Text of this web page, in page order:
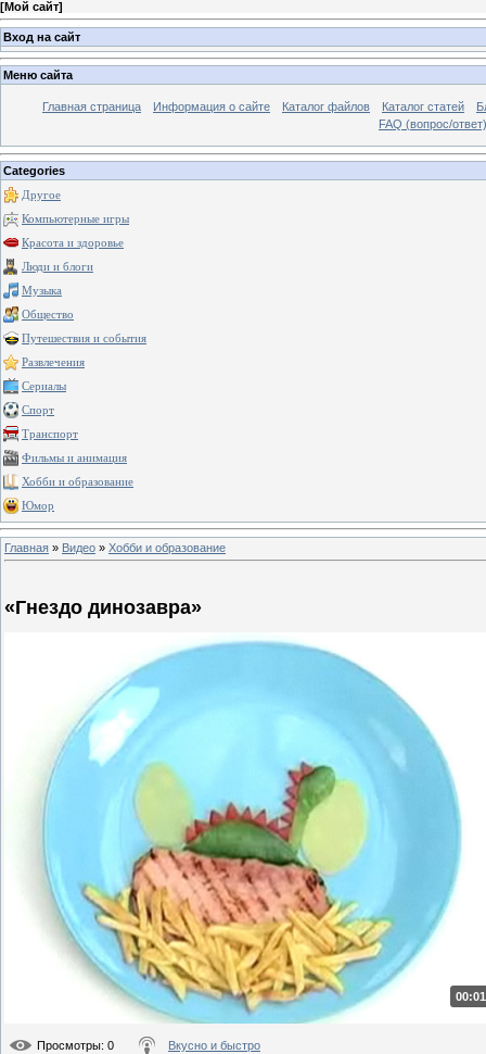
[Мой сайт]
Вход на сайт
Меню сайта
Главная страница Информация о сайте Каталог файлов Каталог статей
FAQ (вопрос/ответ)
Categories
Другое
Компьютерные игры
Красота и здоровье
Люди и блоги
Музыка
Общество
Путешествия и события
Развлечения
Сериалы
Спорт
Транспорт
Фильмы и анимация
Хобби и образование
Юмор
Главная » Видео » Хобби и образование
«Гнездо динозавра»
Просмотры: 0 Вкусно и быстро